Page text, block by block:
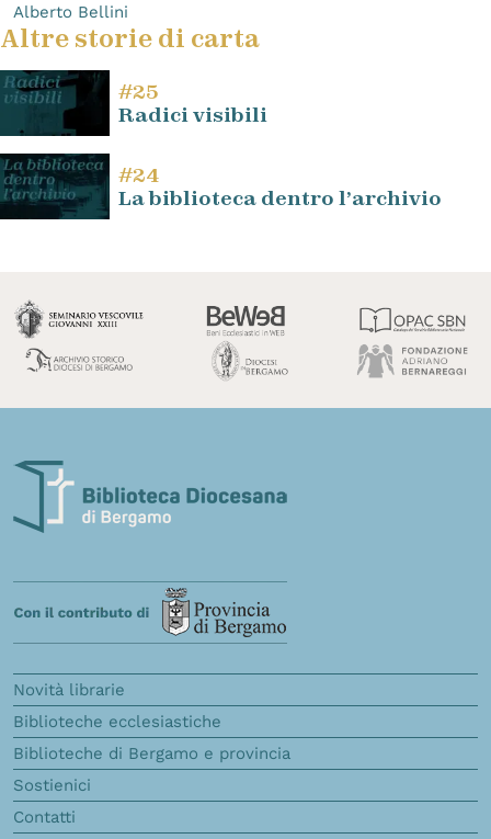
Alberto Bellini
Altre storie di carta
#25
Radici visibili
#24
La biblioteca dentro l’archivio
Novità librarie
Biblioteche ecclesiastiche
Biblioteche di Bergamo e provincia
Sostienici
Contatti